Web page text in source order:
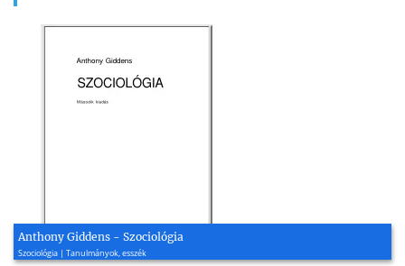
Anthony Giddens - Szociológia
Szociológia | Tanulmányok, esszék